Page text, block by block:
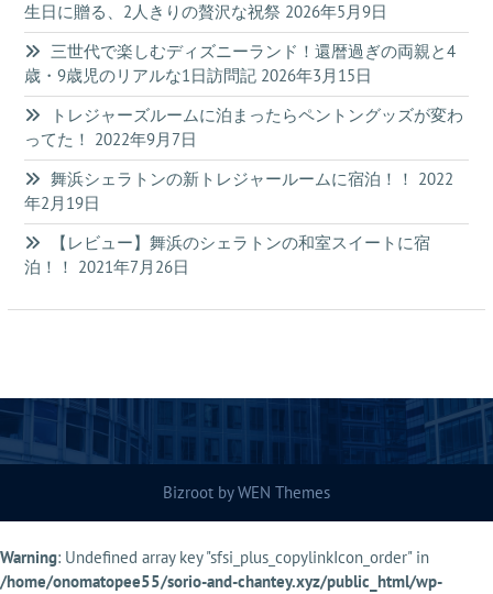
生日に贈る、2人きりの贅沢な祝祭 2026年5月9日
三世代で楽しむディズニーランド！還暦過ぎの両親と4
歳・9歳児のリアルな1日訪問記 2026年3月15日
トレジャーズルームに泊まったらペントングッズが変わ
ってた！ 2022年9月7日
舞浜シェラトンの新トレジャールームに宿泊！！ 2022
年2月19日
【レビュー】舞浜のシェラトンの和室スイートに宿
泊！！ 2021年7月26日
Bizroot byWEN Themes
Warning: Undefined array key "sfsi_plus_copylinkIcon_order" in
/home/onomatopee55/sorio-and-chantey.xyz/public_html/wp-